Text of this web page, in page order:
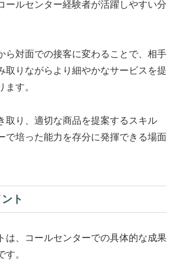
ールセンター経験者が活躍しやすい分
ら対面での接客に変わることで、相手
取りながらより細やかなサービスを提
ます。
取り、適切な商品を提案するスキル
で培った能力を存分に発揮できる場面
ト
は、コールセンターでの具体的な成果
す。